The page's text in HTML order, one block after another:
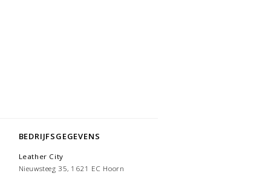
BEDRIJFSGEGEVENS
Leather City
Nieuwsteeg 35, 1621 EC Hoorn